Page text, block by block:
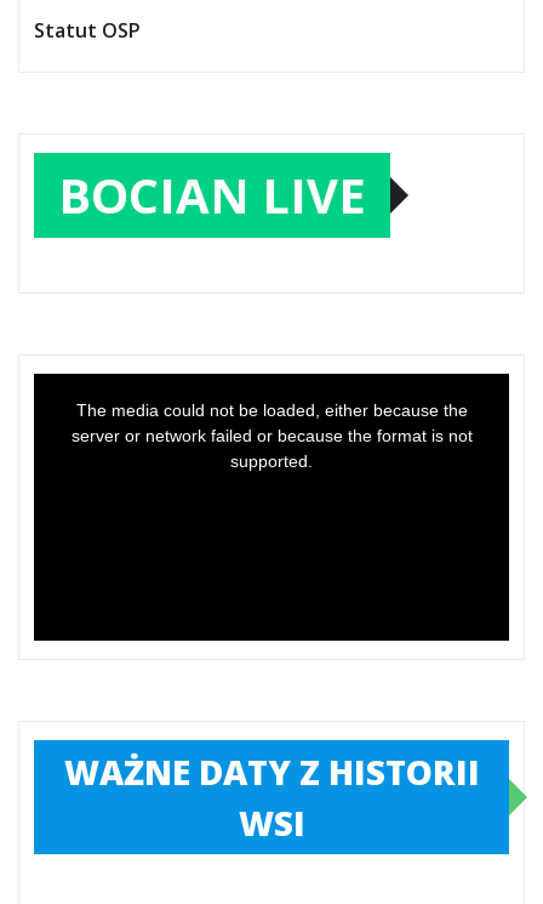
Statut OSP
BOCIAN LIVE
The media could not be loaded, either because the
server or network failed or because the format is not
supported.
WAŻNE DATY Z HISTORII
WSI